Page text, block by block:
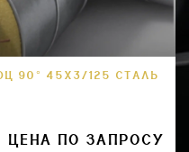
90° 45Х3/125 СТАЛЬ
ЦЕНА ПО ЗАПРОСУ